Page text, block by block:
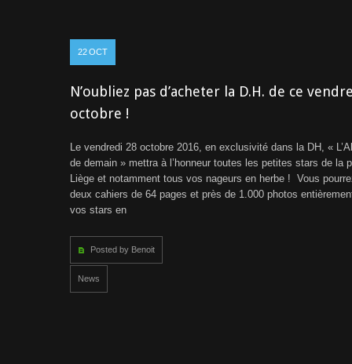
22OCT
N’oubliez pas d’acheter la D.H. de ce
octobre !
Le vendredi 28 octobre 2016, en exclusivité dans la DH, «
de demain » mettra à l’honneur toutes les petites stars de la
Liège et notamment tous vos nageurs en herbe ! Vous
deux cahiers de 64 pages et près de 1.000 photos
vos stars en
Posted by Benoit
News